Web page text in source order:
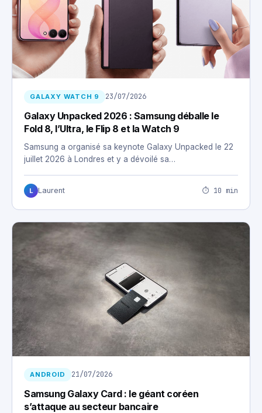
GALAXY WATCH 9 23/07/2026
Galaxy Unpacked 2026 : Samsung déballe le
Fold 8, l’Ultra, le Flip 8 et la Watch 9
Samsung a organisé sa keynote Galaxy Unpacked le 22
juillet 2026 à Londres et y a dévoilé sa…
L Laurent ⏱ 10 min
ANDROID 21/07/2026
Samsung Galaxy Card : le géant coréen
s’attaque au secteur bancaire